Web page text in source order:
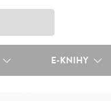
E-KNIHY